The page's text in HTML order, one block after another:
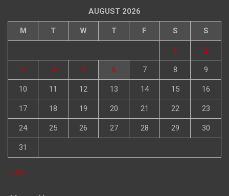
AUGUST 2026
M T W T F S S
1 2
3 4 5 6 7 8 9
10 11 12 13 14 15 16
17 18 19 20 21 22 23
24 25 26 27 28 29 30
31
« Jul